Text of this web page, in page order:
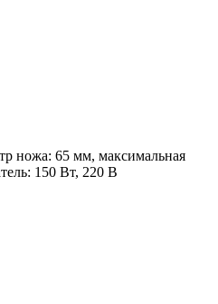
ножа: 65 мм, максимальная
150 Вт, 220 В